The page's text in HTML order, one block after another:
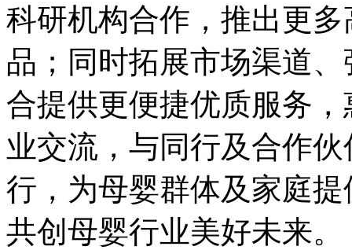
科研机构合作，推出更
品；同时拓展市场渠道
合提供更便捷优质服务
业交流，与同行及合作
行，为母婴群体及家庭
共创母婴行业美好未来。